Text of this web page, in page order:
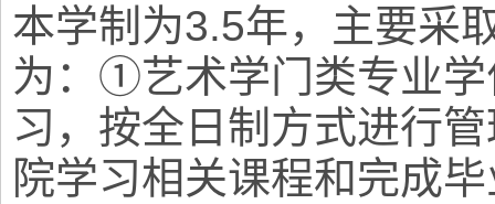
本学制为3.5年，主要采
为：①艺术学门类专业
习，按全日制方式进行
院学习相关课程和完成